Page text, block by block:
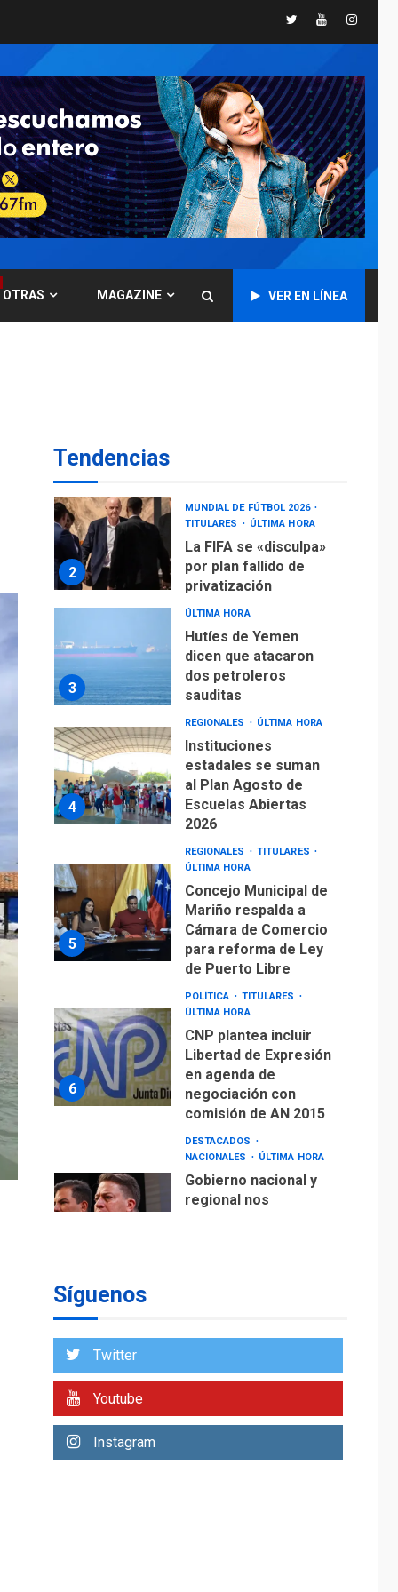
TwitterYoutube
OTRAS MAGAZINE VER EN LÍNEA
Tendencias
6
TITULARES
CNP plantea incluir
Libertad de Expresión
en agenda de
negociación con
comisión de AN 2015
7
DESTACADOS
NACIONALES
ÚLTIMA HORA
Gobierno nacional y
regional nos
respaldaron desde el
primer momento tras
asegura Gustavo
Duque
2
MUNDIAL DE FÚTBOL 2026
TITULARES
ÚLTIMA HORA
La FIFA se «disculpa»
por plan fallido de
privatización
3
ÚLTIMA HORA
Hutíes de Yemen
dicen que atacaron
dos petroleros
sauditas
4
REGIONALES ÚLTIMA HORA
Instituciones
estadales se suman
al Plan Agosto de
Escuelas Abiertas
2026
5
REGIONALES
TITULARES
ÚLTIMA HORA
Concejo Municipal de
Mariño respalda a
Cámara de Comercio
para reforma de Ley
de Puerto Libre
6
POLÍTICA
TITULARES
ÚLTIMA HORA
CNP plantea incluir
Libertad de Expresión
en agenda de
negociación con
comisión de AN 2015
DESTACADOS
NACIONALES
ÚLTIMA HORA
Gobierno nacional y
regional nos
1
ÚLTIMA HORA
operaciones de carga
Aeropuerto de
Síguenos
Twitter
Youtube
Instagram